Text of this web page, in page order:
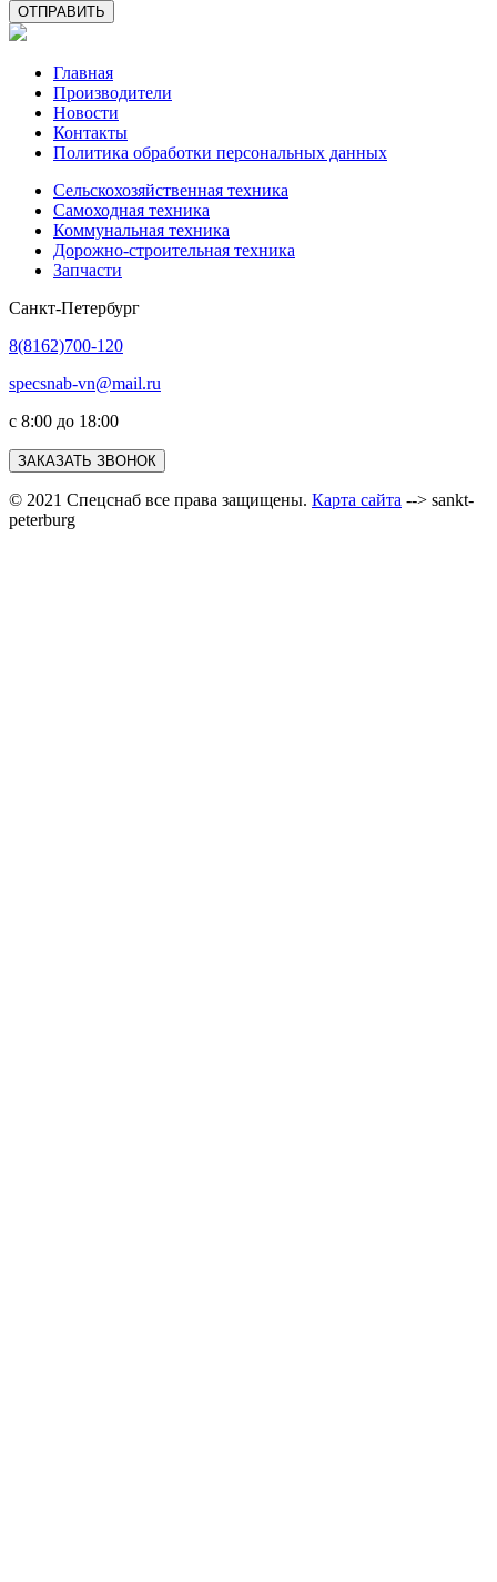
ОТПРАВИТЬ
Главная
Производители
Новости
Контакты
Политика обработки персональных данных
Сельскохозяйственная техника
Самоходная техника
Коммунальная техника
Дорожно-строительная техника
Запчасти
Санкт-Петербург
8(8162)700-120
specsnab-vn@mail.ru
с 8:00 до 18:00
ЗАКАЗАТЬ ЗВОНОК
© 2021 Спецснаб все права защищены. Карта сайта --> sankt-
peterburg